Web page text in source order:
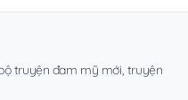
truyện đam mỹ mới, truyện